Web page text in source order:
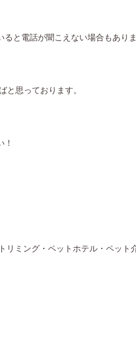
ると電話が聞こえない場合もあり
と思っております。
ミング・ペットホテル・ペット